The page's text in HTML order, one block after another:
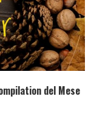
del Mese